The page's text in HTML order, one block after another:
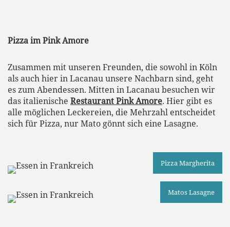
Pizza im Pink Amore
Zusammen mit unseren Freunden, die sowohl in Köln
als auch hier in Lacanau unsere Nachbarn sind, geht
es zum Abendessen. Mitten in Lacanau besuchen wir
das italienische Restaurant Pink Amore. Hier gibt es
alle möglichen Leckereien, die Mehrzahl entscheidet
sich für Pizza, nur Mato gönnt sich eine Lasagne.
Pizza Margherita
Matos Lasagne